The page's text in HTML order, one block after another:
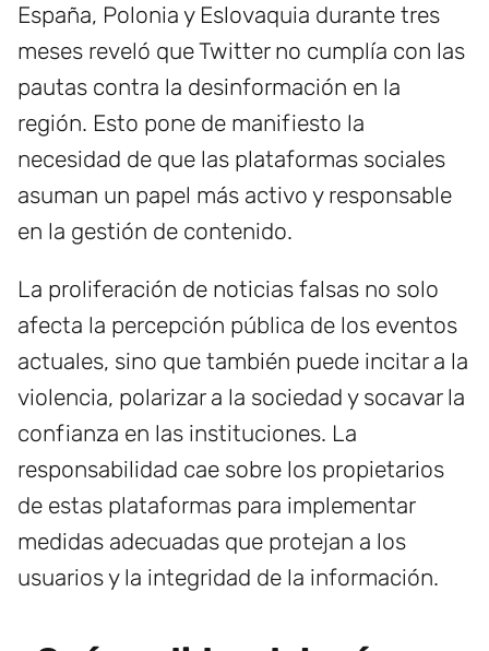
España, Polonia y Eslovaquia durante tres
meses reveló que Twitter no cumplía con las
pautas contra la desinformación en la
región. Esto pone de manifiesto la
necesidad de que las plataformas sociales
asuman un papel más activo y responsable
en la gestión de contenido.
La proliferación de noticias falsas no solo
afecta la percepción pública de los eventos
actuales, sino que también puede incitar a la
violencia, polarizar a la sociedad y socavar la
confianza en las instituciones. La
responsabilidad cae sobre los propietarios
de estas plataformas para implementar
medidas adecuadas que protejan a los
usuarios y la integridad de la información.